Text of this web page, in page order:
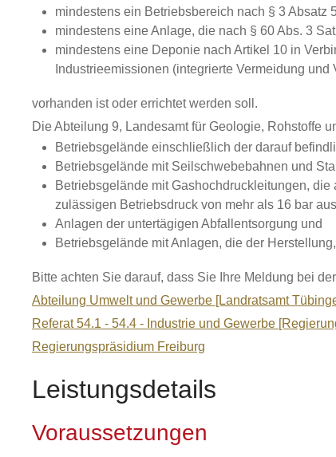
mindestens ein Betriebsbereich nach § 3 Absatz
mindestens eine Anlage, die nach § 60 Abs. 3
mindestens eine Deponie nach Artikel 10 in
Industrieemissionen (integrierte Vermeidung
vorhanden ist oder errichtet werden soll.
Die Abteilung 9, Landesamt für Geologie, Rohstoffe
Betriebsgelände einschließlich der darauf
Betriebsgelände mit Seilschwebebahnen und
Betriebsgelände mit Gashochdruckleitungen,
zulässigen Betriebsdruck von mehr als 16 bar
Anlagen der untertägigen Abfallentsorgung und
Betriebsgelände mit Anlagen, die der
Bitte achten Sie darauf, dass Sie Ihre Meldung bei
Abteilung Umwelt und Gewerbe [Landratsamt
Referat 54.1 - 54.4 - Industrie und Gewerbe
Regierungspräsidium Freiburg
Leistungsdetails
Voraussetzungen